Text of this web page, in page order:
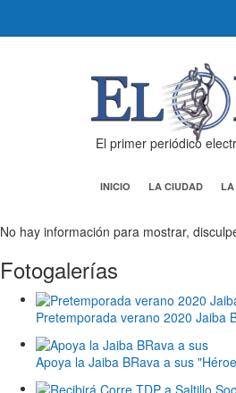
El primer periódico
INICIO LA CIUDAD
No hay información para mostrar,
Fotogalerías
Pretemporada verano 2020 Jaiba
Apoya la Jaiba BRava a sus